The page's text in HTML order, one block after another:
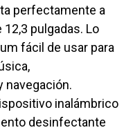
perfectamente a
pulgadas. Lo
fácil de usar para
navegación.
inalámbrico
desinfectante